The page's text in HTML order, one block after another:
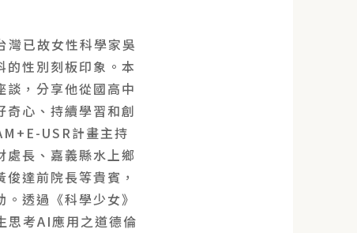
灣已故女性科學家吳
性別刻板印象。本
，分享他從國高中
心、持續學習和創
USR計畫主持
長、嘉義縣水上鄉
達前院長等貴賓，
透過《科學少女》
思考AI應用之道德倫